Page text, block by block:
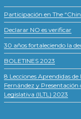
Participación en The
Declarar NO es verificar
30 años fortaleciendo la
BOLETINES 2023
8 Lecciones Aprendidas
Fernández y
Legislativa (ILTL) 2023